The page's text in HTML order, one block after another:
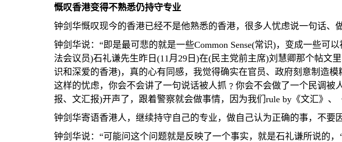
慨叹香港变得不熟悉仍持守专业
钟剑华慨叹现今的香港已经不是他熟悉的香港，很多人忧虑说一句话、
钟剑华说：“即是最可悲的就是一些Common Sense(常识)，变成一些可以
法会议员)石礼谦先生昨日 (11月 29 日 )在(民主党前主席)刘慧卿那个帖文里
识和深爱的香港)，真的心有同感，我觉得确实在官员、政府刻意制造
这样的忧虑，你会不会讲了一句说话被人抓﹖你会不会做了一个民调被
报、文汇报)开声了，跟着警察就会做事情，因为我们 rule by 《文汇》
钟剑华寄语香港人，继续持守自己的专业，做自己认为正确的事，不要
钟剑华说：“可能问这个问题就是反映了一个事实，就是石礼谦所说的